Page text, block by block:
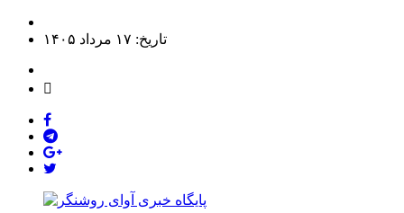
تاریخ: ۱۷ مرداد ۱۴۰۵